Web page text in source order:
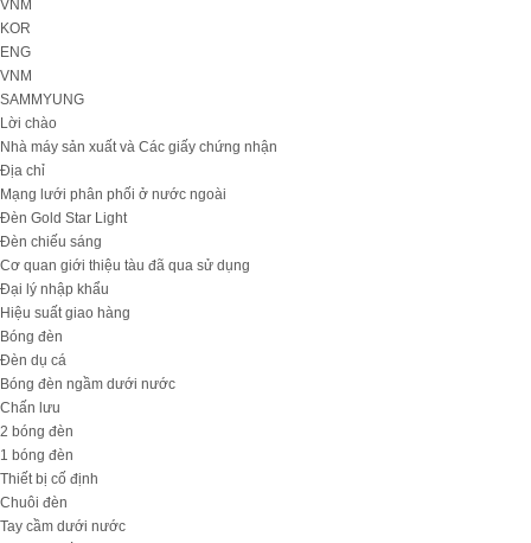
VNM
KOR
ENG
VNM
SAMMYUNG
Lời chào
Nhà máy sản xuất và Các giấy chứng nhận
Địa chỉ
Mạng lưới phân phối ở nước ngoài
Đèn Gold Star Light
Đèn chiếu sáng
Cơ quan giới thiệu tàu đã qua sử dụng
Đại lý nhập khẩu
Hiệu suất giao hàng
Bóng đèn
Đèn dụ cá
Bóng đèn ngầm dưới nước
Chấn lưu
2 bóng đèn
1 bóng đèn
Thiết bị cố định
Chuôi đèn
Tay cầm dưới nước